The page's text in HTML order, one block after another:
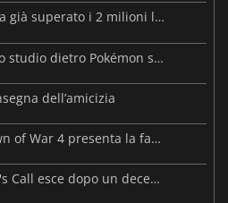
Resident Evil: Veronica ha già superato i 2 milioni liste dei desideri
Beast of Reincarnation: lo studio dietro Pokémon su una nuova strada
dell’amicizia
Warhammer 40.000: Dawn of War 4 presenta la fazione dei Necron
Forsaken Realms: Vahrin's Call esce dopo un decennio di sviluppo